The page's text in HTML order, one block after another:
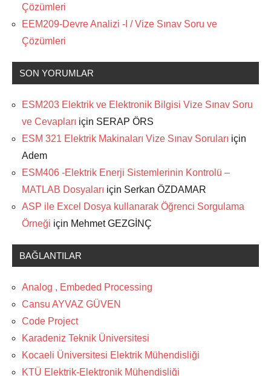
Çözümleri
EEM209-Devre Analizi -I / Vize Sınav Soru ve
Çözümleri
SON YORUMLAR
ESM203 Elektrik ve Elektronik Bilgisi Vize Sınav Soru
ve Cevapları için SERAP ÖRS
ESM 321 Elektrik Makinaları Vize Sınav Soruları için
Adem
ESM406 -Elektrik Enerji Sistemlerinin Kontrolü –
MATLAB Dosyaları için Serkan ÖZDAMAR
ASP ile Excel Dosya kullanarak Öğrenci Sorgulama
Örneği için Mehmet GEZGİNÇ
BAĞLANTILAR
Analog , Embeded Processing
Cansu AYVAZ GÜVEN
Code Project
Karadeniz Teknik Üniversitesi
Kocaeli Üniversitesi Elektrik Mühendisliği
KTÜ Elektrik-Elektronik Mühendisliği